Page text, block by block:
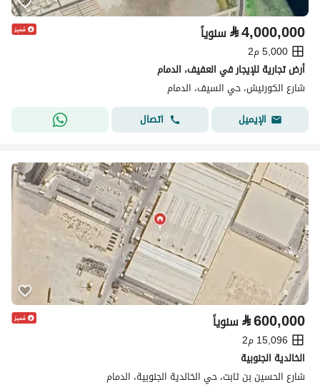
⃁4,000,000 سنوياً
5,000 م2
أرض تجارية للإيجار في العفيف، الدمام
شارع الكورنيش، حي السيف، الدمام
الإيميل
اتصال
⃁600,000 سنوياً
15,096 م2
الخالدية الجنوبية
شارع الحسين بن ثابت، حي الخالدية الجنوبية، الدمام